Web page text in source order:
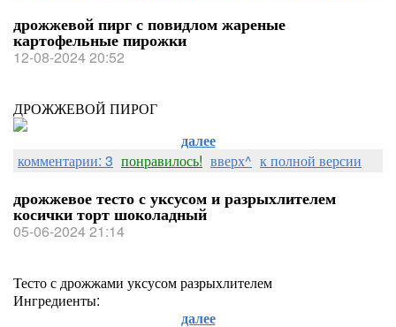
дрожжевой пирг с повидлом жареные
картофельные пирожки
12-08-2024 20:52
ДРОЖЖЕВОЙ ПИРОГ
далее
комментарии: 3 понравилось! вверх^ к полной версии
дрожжевое тесто с уксусом и разрыхлителем
косички торт шоколадный
05-06-2024 21:14
Тесто с дрожжами уксусом разрыхлителем
Ингредиенты:
далее